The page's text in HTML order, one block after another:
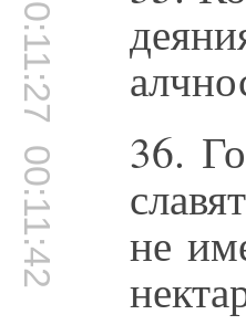
00:11:27
00:11:42 36.
не